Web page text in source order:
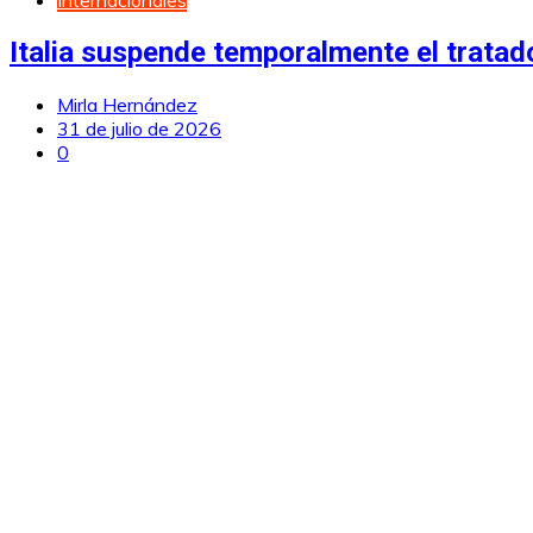
Italia suspende temporalmente el
Mirla Hernández
31 de julio de 2026
0